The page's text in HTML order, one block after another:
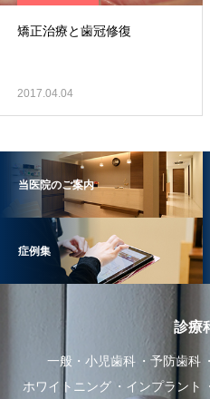
矯正治療と歯冠修復
2017.04.04
当医院のご案内
症例集
診療
一般・小児歯科 予防歯科
ホワイトニング
インプラント